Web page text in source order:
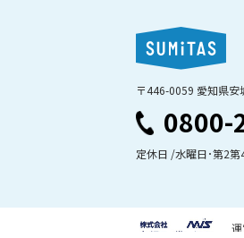
〒446-0059 愛知県
0800-
定休日 /水曜日･第2